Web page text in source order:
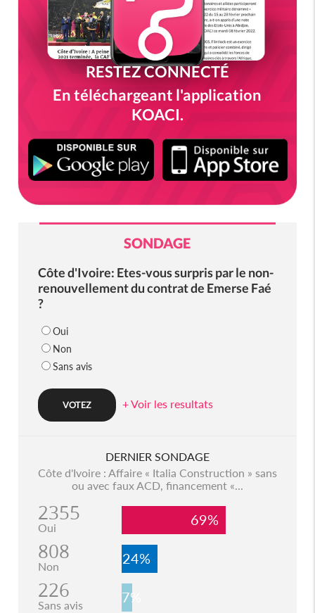
RESTEZ CONNECTÉ
En téléchargeant l'application
KOACI.
SONDAGE
Côte d'Ivoire: Etes-vous surpris par le non-
renouvellement du contrat de Emerse Faé
?
Oui
Non
Sans avis
+ Voir les resultats
DERNIER SONDAGE
Côte d'Ivoire : Affaire « Italia Construction » sans
ou avec faux ACD, financement «...
2355
Oui 69%
808
Non 24%
226
Sans avis 7%